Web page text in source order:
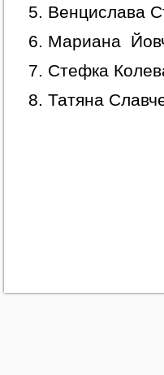
5. Венцислава
6. Мариана
7. Стефка
8. Татяна